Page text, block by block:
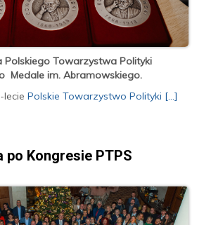
Polskiego Towarzystwa Polityki
Medale im. Abramowskiego.
lecie Polskie Towarzystwo Polityki [...]
po Kongresie PTPS